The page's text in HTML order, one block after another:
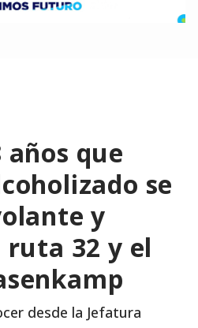
años que
se
y
ruta 32 y el
desde la Jefatura